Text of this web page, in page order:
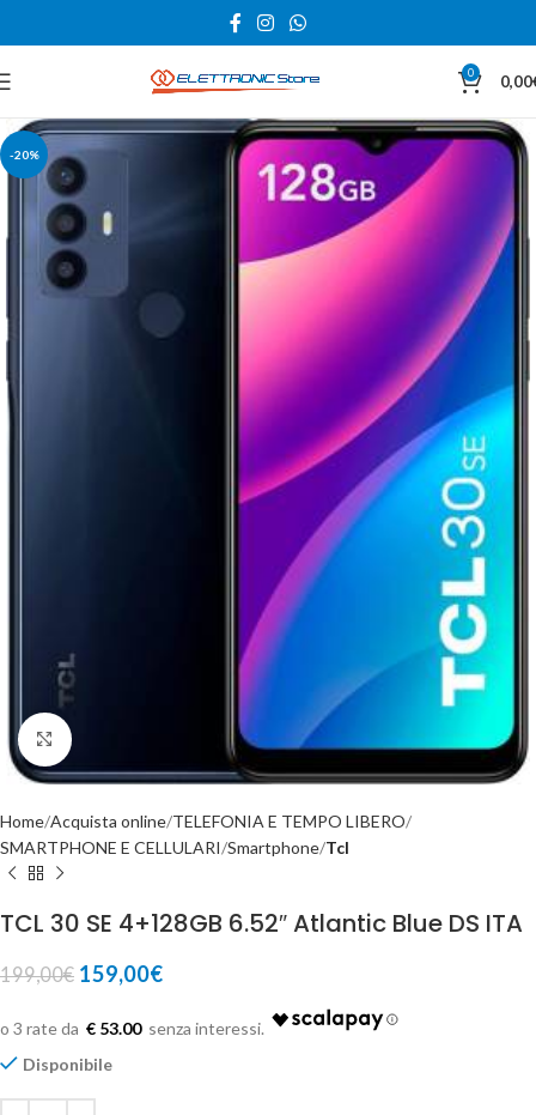
0 0,00
-20%
Click to enlarge
Home Acquista online TELEFONIA E TEMPO LIBERO
SMARTPHONE E CELLULARI Smartphone Tcl
TCL 30 SE 4+128GB 6.52″ Atlantic Blue DS ITA
199,00€ 159,00€
€ 53.00
Disponibile